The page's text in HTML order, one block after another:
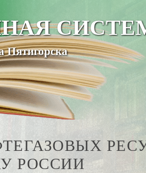
Пятигорска
РОССИИ